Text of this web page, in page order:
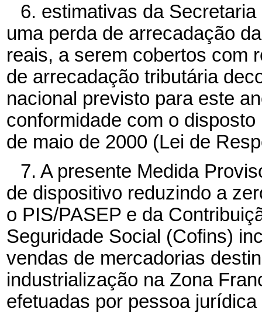
6. estimativas da
uma perda de arrecadação
reais, a serem cobertos com
de arrecadação tributária
nacional previsto para este
conformidade com o
de maio de 2000 (Lei de
7. A presente Medida
de dispositivo reduzindo a
o PIS/PASEP e da
Seguridade Social (Cofins)
vendas de mercadorias
industrialização na Zona
efetuadas por pessoa